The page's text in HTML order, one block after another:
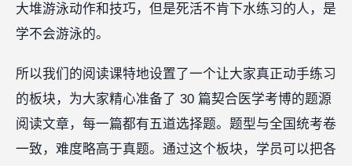
大堆游泳动作和技巧，但是死活不肯下水练习的人，是
学不会游泳的。
所以我们的阅读课特地设置了一个让大家真正动手练习
的板块，为大家精心准备了 30 篇契合医学考博的题源
阅读文章，每一篇都有五道选择题。题型与全国统考卷
一致，难度略高于真题。通过这个板块，学员可以把各